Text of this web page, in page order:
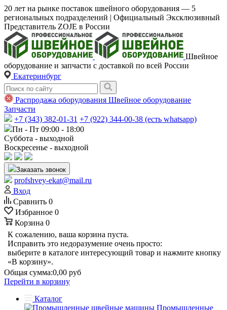
20 лет на рынке поставок швейного оборудования — 5
региональных подразделений | Официальный Эксклюзивный
Представитель ZOJE в России
Швейное
оборудование и запчасти с доставкой по всей России
Екатеринбург
Распродажа оборудования Швейное оборудование
Запчасти
+7 (343) 382-01-31 +7 (922) 344-00-38 (есть whatsapp)
Пн - Пт 09:00 - 18:00
Суббота - выходной
Воскресенье - выходной
Заказать звонок
profshvey-ekat@mail.ru
Вход
Сравнить 0
Избранное 0
Корзина 0
К сожалению, ваша корзина пуста.
Исправить это недоразумение очень просто:
выберите в каталоге интересующий товар и нажмите кнопку
«В корзину».
Общая сумма:0,00 руб
Перейти в корзину
Каталог
Промышленные